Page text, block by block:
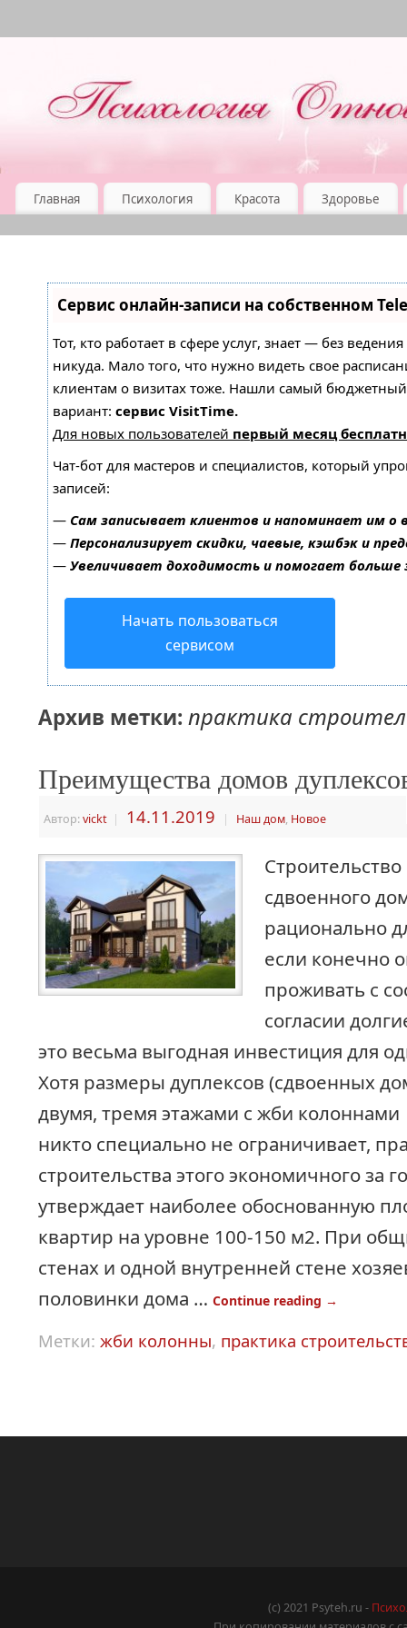
Главная Психология Красота Здоровье
Сервис онлайн-записи на собственном
Тот, кто работает в сфере услуг, знает — без
никуда. Мало того, что нужно видеть свое
клиентам о визитах тоже. Нашли самый
вариант: сервис VisitTime.
Для новых пользователей первый месяц
Чат-бот для мастеров и специалистов, который
записей:
— Сам записывает клиентов и напоминает им о
— Персонализирует скидки, чаевые, кэшбэк и
— Увеличивает доходимость и помогает
Начать пользоваться
сервисом
Архив метки: практика
Преимущества домов
Автор:vickt | 14.11.2019 | Наш дом, Новое
сдвоенного
рационально
если конечно
проживать с
согласии
это весьма выгодная инвестиция для
Хотя размеры дуплексов (сдвоенных
двумя, тремя этажами с жби
никто специально не ограничивает,
строительства этого экономичного за
утверждает наиболее обоснованную
квартир на уровне 100-150 м2. При
стенах и одной внутренней стене
половинки дома … Continue reading →
Метки: жби колонны, практика
(c) 2021 Psyteh.ru -